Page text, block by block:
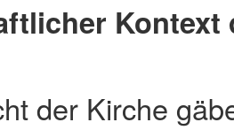
Kontext
der Kirche